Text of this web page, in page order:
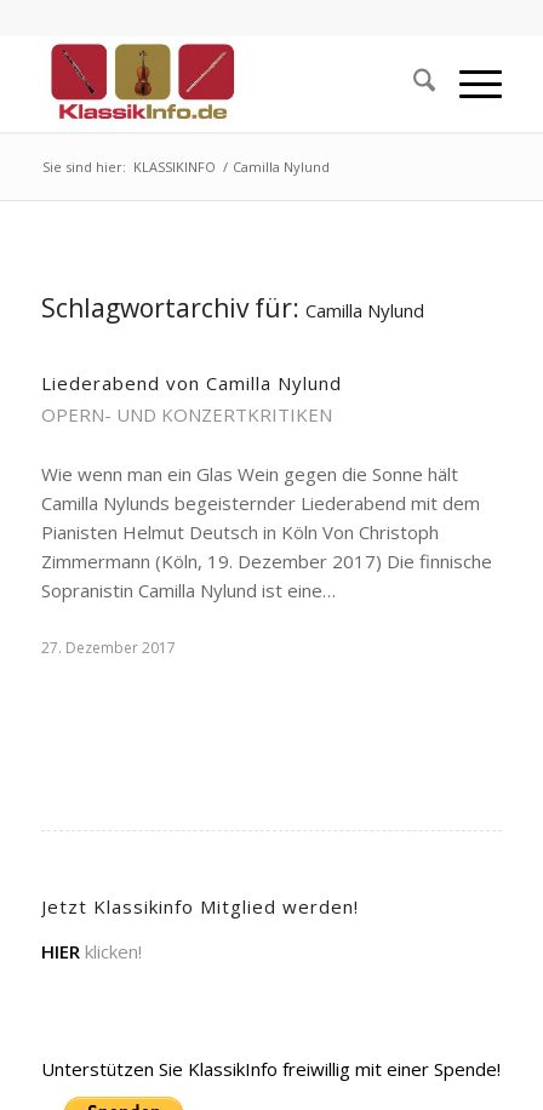
Sie sind hier: KLASSIKINFO / Camilla Nylund
Schlagwortarchiv für: Camilla Nylund
Liederabend von Camilla Nylund
OPERN- UND KONZERTKRITIKEN
Wie wenn man ein Glas Wein gegen die Sonne hält
Camilla Nylunds begeisternder Liederabend mit dem
Pianisten Helmut Deutsch in Köln Von Christoph
Zimmermann (Köln, 19. Dezember 2017) Die finnische
Sopranistin Camilla Nylund ist eine…
27. Dezember 2017
Jetzt Klassikinfo Mitglied werden!
HIER klicken!
Unterstützen Sie KlassikInfo freiwillig mit einer Spende!